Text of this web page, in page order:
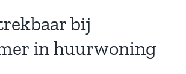
bij
in huurwoning